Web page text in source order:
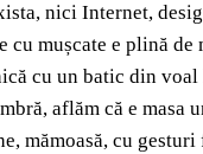
nici Internet,
mușcate e plină
cu un batic din
aflăm că e masa
mămoasă, cu